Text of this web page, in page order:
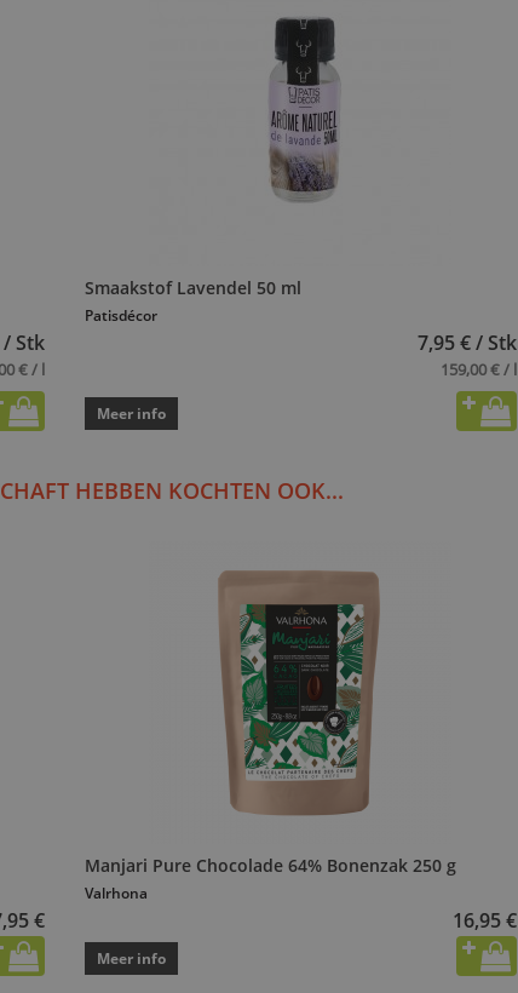
/ Stk
€ / l
Smaakstof Lavendel 50 ml
Patisdécor
7,95 € / Stk
159,00 € / l
Meer info
HEBBEN KOCHTEN OOK...
€
Manjari Pure Chocolade 64% Bonenzak 250 g
Valrhona
16,95 €
Meer info